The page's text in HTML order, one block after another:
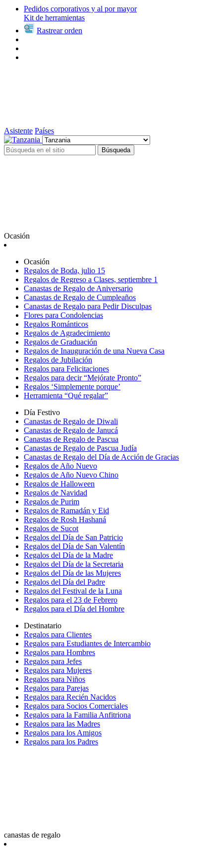
Pedidos corporativos y al por mayor
Kit de herramientas
Rastrear orden
Asistente Países
Búsqueda
Ocasión
Ocasión
Regalos de Boda, julio 15
Regalos de Regreso a Clases, septiembre 1
Canastas de Regalo de Aniversario
Canastas de Regalo de Cumpleaños
Canastas de Regalo para Pedir Disculpas
Flores para Condolencias
Regalos Románticos
Regalos de Agradecimiento
Regalos de Graduación
Regalos de Inauguración de una Nueva Casa
Regalos de Jubilación
Regalos para Felicitaciones
Regalos para decir “Mejórate Pronto”
Regalos ‘Simplemente porque’
Herramienta “Qué regalar”
Día Festivo
Canastas de Regalo de Diwali
Canastas de Regalo de Janucá
Canastas de Regalo de Pascua
Canastas de Regalo de Pascua Judía
Canastas de Regalo del Día de Acción de Gracias
Regalos de Año Nuevo
Regalos de Año Nuevo Chino
Regalos de Halloween
Regalos de Navidad
Regalos de Purim
Regalos de Ramadán y Eid
Regalos de Rosh Hashaná
Regalos de Sucot
Regalos del Día de San Patricio
Regalos del Día de San Valentín
Regalos del Día de la Madre
Regalos del Día de la Secretaria
Regalos del Día de las Mujeres
Regalos del Día del Padre
Regalos del Festival de la Luna
Regalos para el 23 de Febrero
Regalos para el Día del Hombre
Destinatario
Regalos para Clientes
Regalos para Estudiantes de Intercambio
Regalos para Hombres
Regalos para Jefes
Regalos para Mujeres
Regalos para Niños
Regalos para Parejas
Regalos para Recién Nacidos
Regalos para Socios Comerciales
Regalos para la Familia Anfitriona
Regalos para las Madres
Regalos para los Amigos
Regalos para los Padres
canastas de regalo